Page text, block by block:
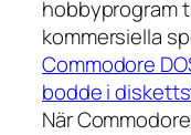
hobbyprogram
kommersiella
Commodore
bodde i
När